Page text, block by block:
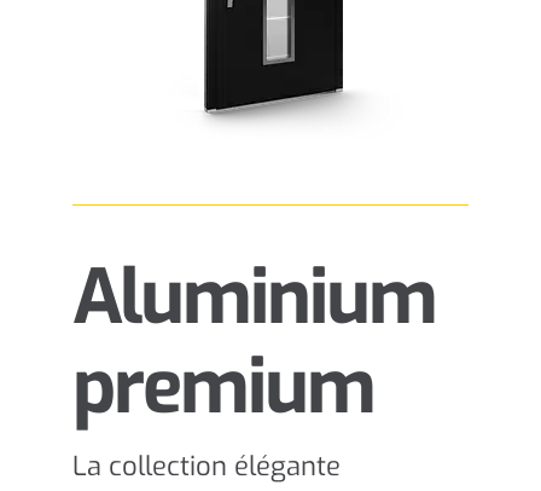
Aluminium
premium
La collection élégante